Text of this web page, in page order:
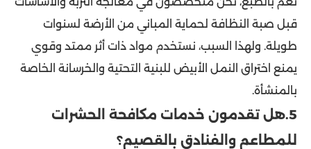
قبل صبة النظافة لحماية المباني من الأرضة لسنوات
طويلة. ولهذا السبب، نستخدم مواد ذات أثر ممتد وقوي
يمنع اختراق النمل الأبيض للبنية التحتية والخرسانة الخاصة
بالمنشأة.
5.هل تقدمون خدمات مكافحة الحشرات
للمطاعم والفنادق بالقصيم؟